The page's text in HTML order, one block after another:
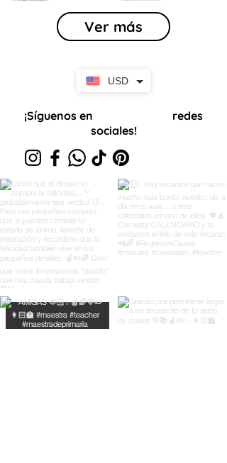
Ver más
USD
¡Síguenos en
redes
sociales!